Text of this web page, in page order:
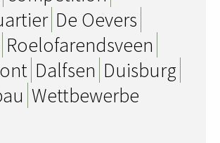
De Oevers
Roelofarendsveen
Dalfsen Duisburg
Wettbewerbe